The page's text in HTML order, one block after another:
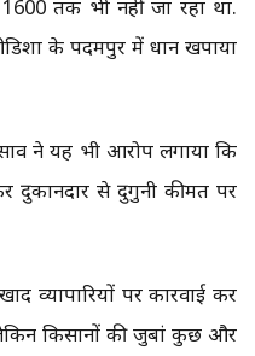
तक भी नहीं जा रहा था.
के पदमपुर में धान खपाया
साव ने यह भी आरोप लगाया कि
दुकानदार से दुगुनी कीमत पर
व्यापारियों पर कारवाई कर
लेकिन किसानों की जुबां कुछ और